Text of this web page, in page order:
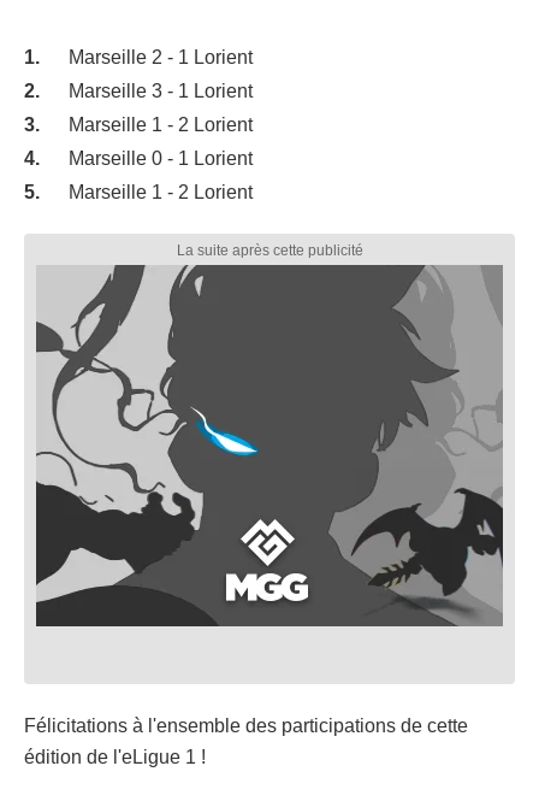
Marseille 2 - 1 Lorient
Marseille 3 - 1 Lorient
Marseille 1 - 2 Lorient
Marseille 0 - 1 Lorient
Marseille 1 - 2 Lorient
Félicitations à l'ensemble des participations de cette
édition de l'eLigue 1 !